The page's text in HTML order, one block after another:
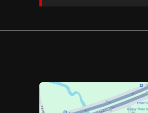
là lựa chọn tối ưu
Có thể thấy, máy xay
Công suất:Trung